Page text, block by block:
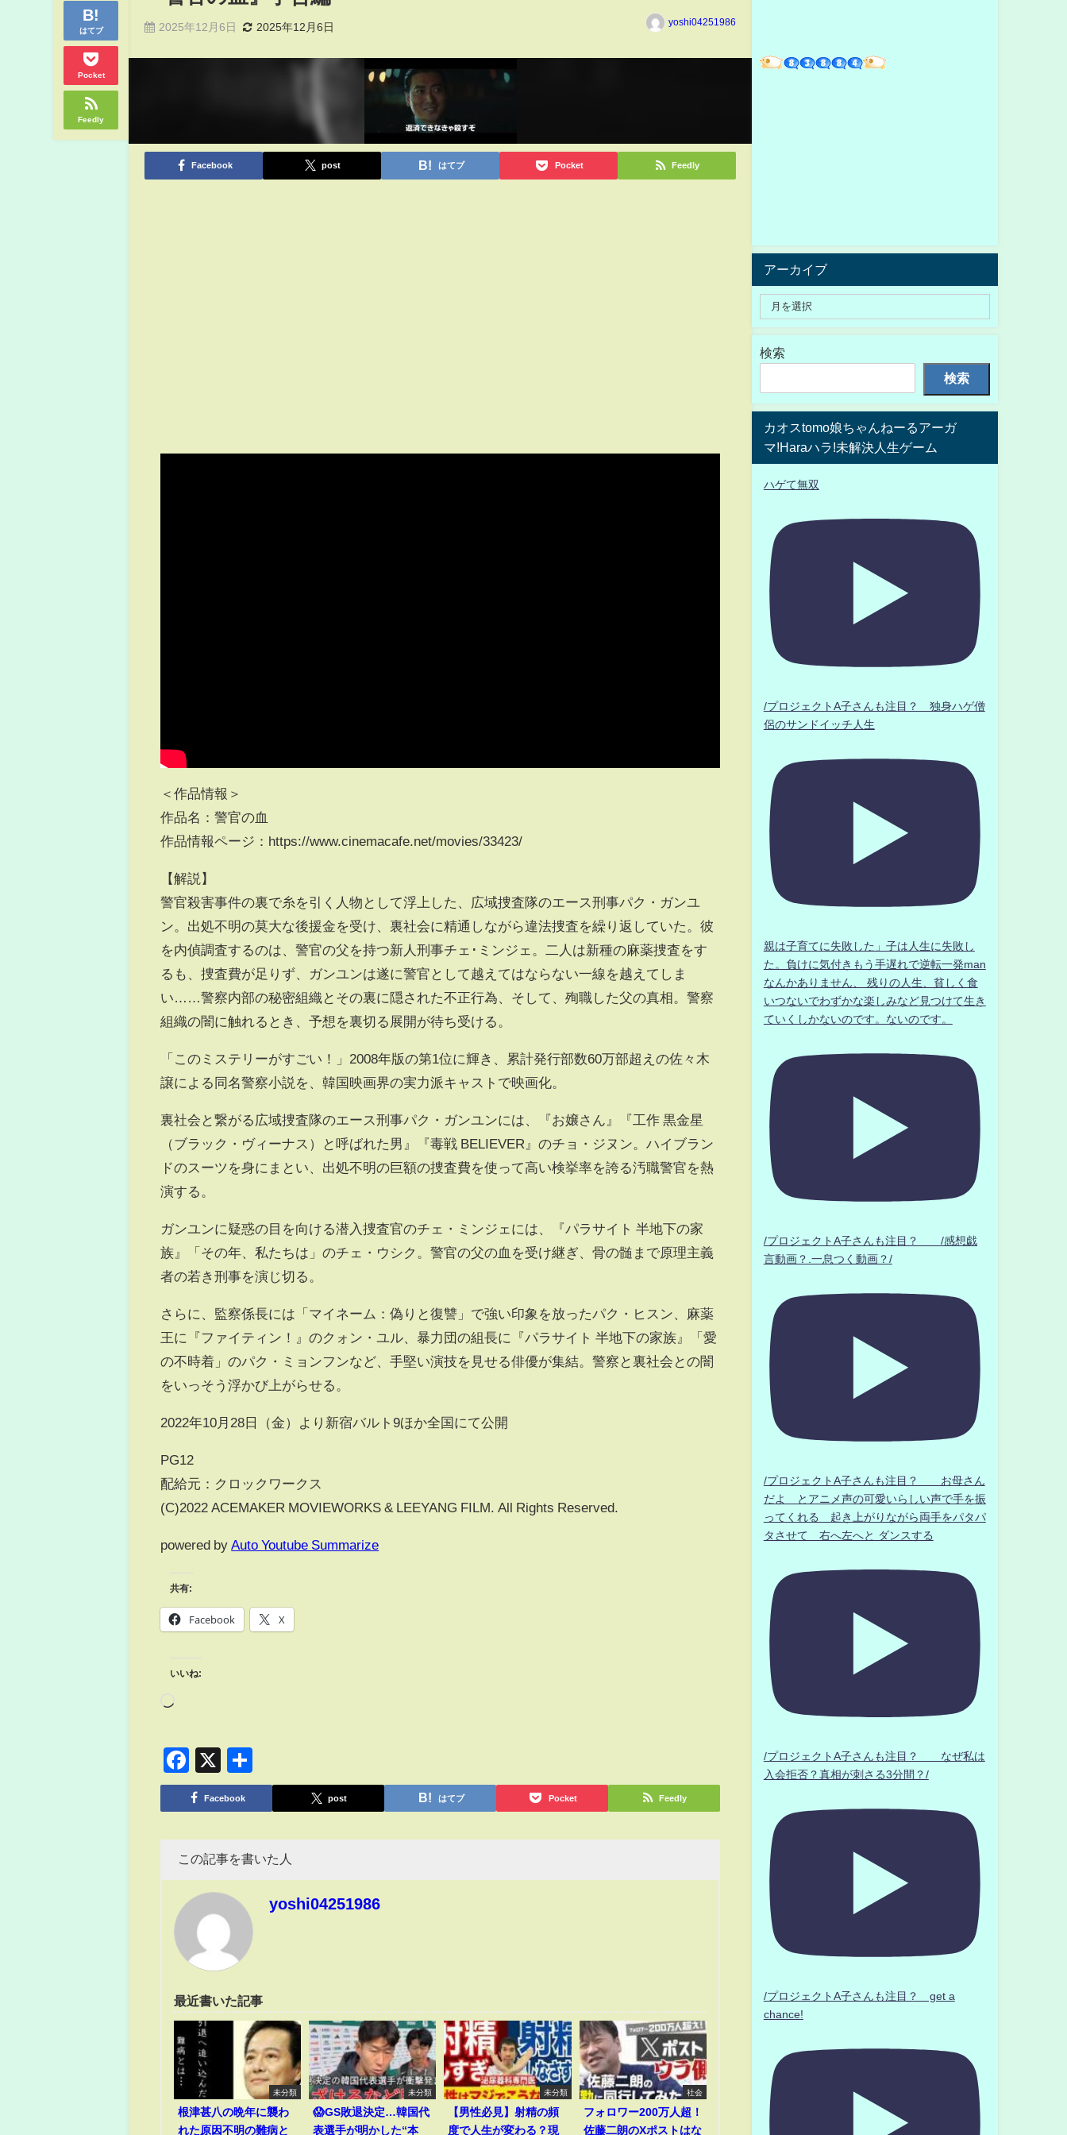
はてブ
Pocket
Feedly
2025年12月6日 2025年12月6日 yoshi04251986
Facebook post はてブ Pocket Feedly
＜作品情報＞
作品名：警官の血
作品情報ページ：https://www.cinemacafe.net/movies/33423/
【解説】
警官殺害事件の裏で糸を引く人物として浮上した、広域捜査隊のエース刑事パク・ガンユ
ン。出処不明の莫大な後援金を受け、裏社会に精通しながら違法捜査を繰り返していた。彼
を内偵調査するのは、警官の父を持つ新人刑事チェ･ミンジェ。二人は新種の麻薬捜査をす
るも、捜査費が足りず、ガンユンは遂に警官として越えてはならない一線を越えてしま
い……警察内部の秘密組織とその裏に隠された不正行為、そして、殉職した父の真相。警察
組織の闇に触れるとき、予想を裏切る展開が待ち受ける。
「このミステリーがすごい！」2008年版の第1位に輝き、累計発行部数60万部超えの佐々木
譲による同名警察小説を、韓国映画界の実力派キャストで映画化。
裏社会と繋がる広域捜査隊のエース刑事パク・ガンユンには、『お嬢さん』『工作 黒金星
（ブラック・ヴィーナス）と呼ばれた男』『毒戦 BELIEVER』のチョ・ジヌン。ハイブラン
ドのスーツを身にまとい、出処不明の巨額の捜査費を使って高い検挙率を誇る汚職警官を熱
演する。
ガンユンに疑惑の目を向ける潜入捜査官のチェ・ミンジェには、『パラサイト 半地下の家
族』「その年、私たちは」のチェ・ウシク。警官の父の血を受け継ぎ、骨の髄まで原理主義
者の若き刑事を演じ切る。
さらに、監察係長には「マイネーム：偽りと復讐」で強い印象を放ったパク・ヒスン、麻薬
王に『ファイティン！』のクォン・ユル、暴力団の組長に『パラサイト 半地下の家族』「愛
の不時着」のパク・ミョンフンなど、手堅い演技を見せる俳優が集結。警察と裏社会との闇
をいっそう浮かび上がらせる。
2022年10月28日（金）より新宿バルト9ほか全国にて公開
PG12
配給元：クロックワークス
(C)2022 ACEMAKER MOVIEWORKS & LEEYANG FILM. All Rights Reserved.
powered by Auto Youtube Summarize
共有:
Facebook X
いいね:
Facebook
X
有
Facebook post はてブ Pocket Feedly
この記事を書いた人
yoshi04251986
最近書いた記事
未分類
根津甚八の晩年に襲わ
れた原因不明の難病と
未分類
😱GS敗退決定…韓国代
表選手が明かした“本
未分類
【男性必見】射精の頻
度で人生が変わる？現
社会
フォロワー200万人超！
佐藤二朗のXポストはな
アーカイブ
検索
検索
カオスtomo娘ちゃんねーるアーガ
マ!Haraハラ!未解決人生ゲーム
ハゲて無双
/プロジェクトA子さんも注目？ 独身ハゲ僧
侶のサンドイッチ人生
親は子育てに失敗した」子は人生に失敗し
た。負けに気付きもう手遅れで逆転一発man
なんかありません、 残りの人生、貧しく食
いつないでわずかな楽しみなど見つけて生き
ていくしかないのです。ないのです。
/プロジェクトA子さんも注目？ /感想戯
言動画？.一息つく動画？/
/プロジェクトA子さんも注目？ お母さん
だよ とアニメ声の可愛いらしい声で手を振
ってくれる 起き上がりながら両手をパタパ
タさせて 右へ左へと ダンスする
/プロジェクトA子さんも注目？ なぜ私は
入会拒否？真相が刺さる3分間？/
/プロジェクトA子さんも注目？ get a
chance!